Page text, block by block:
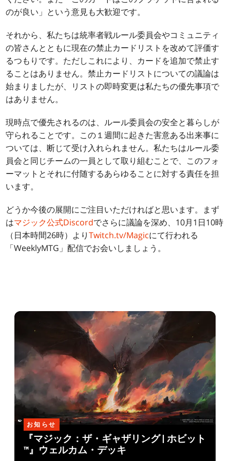
のが良い」という意見も大歓迎です。
それから、私たちは統率者戦ルール委員会やコミュニティ
の皆さんとともに現在の禁止カードリストを改めて評価す
るつもりです。ただしこれにより、カードを追加で禁止す
ることはありません。禁止カードリストについての議論は
始まりましたが、リストの即時変更は私たちの優先事項で
はありません。
現時点で優先されるのは、ルール委員会の安全と暮らしが
守られることです。この１週間に起きた害意ある出来事に
ついては、断じて受け入れられません。私たちはルール委
員会と同じチームの一員として取り組むことで、このフォ
ーマットとそれに付随するあらゆることに対する責任を担
います。
どうか今後の展開にご注目いただければと思います。まず
はマジック公式Discordでさらに議論を深め、10月1日10時
（日本時間26時）よりTwitch.tv/Magicにて行われる
「WeeklyMTG」配信でお会いしましょう。
お知らせ
『マジック：ザ・ギャザリング | ホビット
™』ウェルカム・デッキ